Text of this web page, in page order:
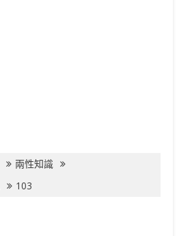
兩性知識
103